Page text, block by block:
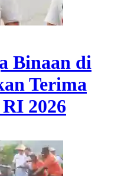
Binaan di
Terima
2026